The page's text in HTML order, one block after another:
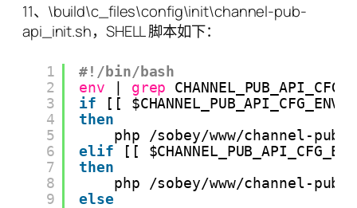
11、\build\c_files\config\init\channel-pub-
api_init.sh，SHELL 脚本如下：
1
2
3
4
5
6
7
8
9
#!/bin/bash
env
| grep
if
[[ $CHANNEL_PUB_API_CFG_ENV
then
php
/sobey/www/channel-
elif
[[
then
php
/sobey/www/channel-
else